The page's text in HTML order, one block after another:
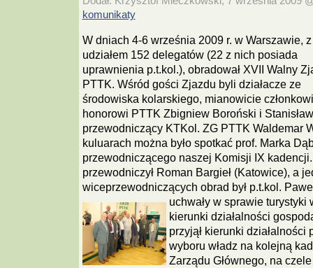
komunikaty
W dniach 4-6 września 2009 r. w Warszawie, z
udziałem 152 delegatów (22 z nich posiada
uprawnienia p.t.kol.), obradował XVII Walny
PTTK. Wśród gości Zjazdu byli działacze ze
środowiska kolarskiego, mianowicie
honorowi PTTK Zbigniew Boroński i
przewodniczący KTKol. ZG PTTK Waldemar
kuluarach można było spotkać prof. Marka
przewodniczącego naszej Komisji IX
przewodniczył Roman Bargieł (Katowice), a
wiceprzewodniczących obrad był p.t.kol.
uchwały w sprawie turystyki
kierunki działalności
przyjął kierunki działalności
wyboru władz na kolejną
Zarządu Głównego, na